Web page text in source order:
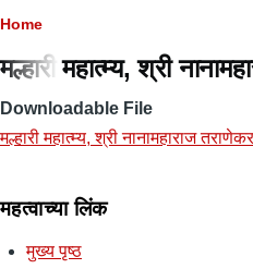
Breadcrumb
Home
मल्हारी महात्म्य, श्री
Downloadable File
मल्हारी महात्म्य, श्री नानामहाराज तराणेकर
महत्वाच्या लिंक
मुख्य पृष्ठ